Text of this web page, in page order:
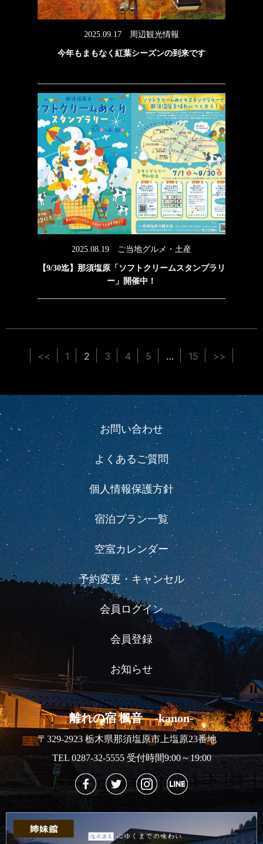
2025.09.17 周辺観光情報
今年もまもなく紅葉シーズンの到来です
2025.08.19 ご当地グルメ・土産
【9/30迄】那須塩原「ソフトクリームスタンプラリ
ー」開催中！
<< 1 2 3 4 5 … 15 >>
お問い合わせ
よくあるご質問
個人情報保護方針
宿泊プラン一覧
空室カレンダー
予約変更・キャンセル
会員ログイン
会員登録
お知らせ
離れの宿 楓音 -kanon-
〒329-2923 栃木県那須塩原市上塩原23番地
TEL 0287-32-5555 受付時間9:00～19:00